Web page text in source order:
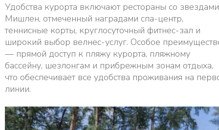
Удобства курорта включают рестораны со звездами
Мишлен, отмеченный наградами спа-центр,
теннисные корты, круглосуточный фитнес-зал и
широкий выбор велнес-услуг. Особое
— прямой доступ к пляжу курорта, пляжному
бассейну, шезлонгам и прибрежным зонам отдыха,
что обеспечивает все удобства проживания на
линии.